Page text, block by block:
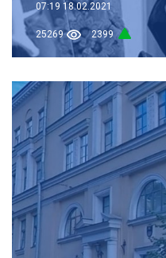
07:19 18.02.2021
25269 2399